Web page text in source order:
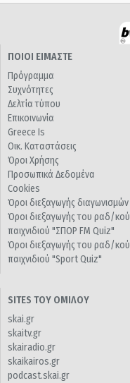
ΠΟΙΟΙ ΕΙΜΑΣΤΕ
Πρόγραμμα
Συχνότητες
Δελτία τύπου
Επικοινωνία
Greece Is
Οικ. Καταστάσεις
Όροι Χρήσης
Προσωπικά Δεδομένα
Cookies
Όροι διεξαγωγής διαγωνισμών
Όροι διεξαγωγής του ραδ/κού
παιχνιδιού "ΣΠΟΡ FM Quiz"
Όροι διεξαγωγής του ραδ/κού
παιχνιδιού "Sport Quiz"
SITES ΤΟΥ ΟΜΙΛΟΥ
skai.gr
skaitv.gr
skairadio.gr
skaikairos.gr
podcast.skai.gr